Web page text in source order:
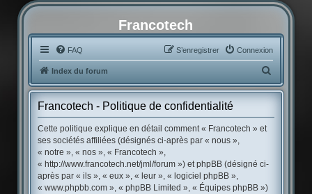
Francotech
FAQ Connexion
S’enregistrer
Index du forum
e
Francotech - Politique de confidentialité
Cette politique explique en détail comment « Francotech » et
ses sociétés affiliées (désignés ci-après par « nous »,
« notre », « nos », « Francotech »,
« http://www.francotech.net/jml/forum ») et phpBB (désigné ci-
après par « ils », « eux », « leur », « logiciel phpBB »,
« www.phpbb.com », « phpBB Limited », « Équipes phpBB »)